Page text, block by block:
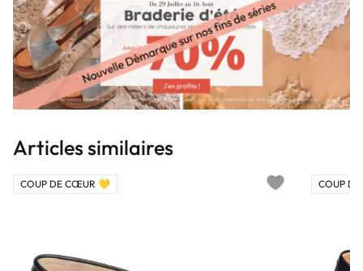
Articles similaires
COUP DE CŒUR 💛 COUP